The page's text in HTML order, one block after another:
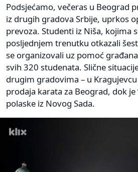
Podsjećamo, večeras u Beograd
iz drugih gradova Srbije, uprkos
prevoza. Studenti iz Niša, kojima
posljednjem trenutku otkazali
se organizovali uz pomoć
svih 320 studenata. Slične
drugim gradovima – u
prodaja karata za Beograd, dok je
polaske iz Novog Sada.